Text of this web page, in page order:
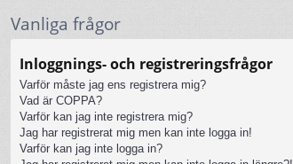
nk
ar
Vanliga frågor
Inloggnings- och registreringsfrågor
Varför måste jag ens registrera mig?
Vad är COPPA?
Varför kan jag inte registrera mig?
Jag har registrerat mig men kan inte logga in!
Varför kan jag inte logga in?